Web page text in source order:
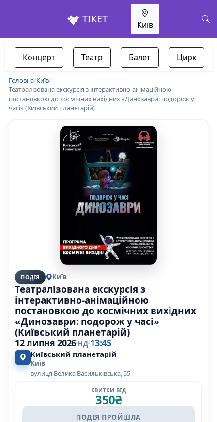
ТІКЕТ Київ
Концерт Театр Балет Цирк
Головна/Київ/
Театралізована екскурсія з інтерактивно-анімаційною
постановкою до космічних вихідних «Динозаври: подорож у
часі» (Київський планетарій)
ПОДІЯ Київ
Театралізована екскурсія з
інтерактивно-анімаційною
постановкою до космічних вихідних
«Динозаври: подорож у часі»
(Київський планетарій)
12 липня 2026 НД 13:45
Київський планетарій
Київ
вулиця Велика Васильківська, 55
КВИТКИ ВІД
350₴
ПОДІЯ ПРОЙШЛА